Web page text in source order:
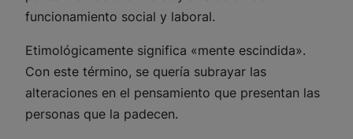
funcionamiento social y laboral.
Etimológicamente significa «mente escindida».
Con este término, se quería subrayar las
alteraciones en el pensamiento que presentan las
personas que la padecen.